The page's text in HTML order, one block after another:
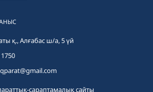
қ., Алғабас ш/а, 5 үй
сараптамалық сайты